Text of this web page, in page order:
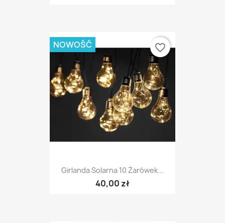
Girlanda Solarna 10 Żarówek...
40,00 zł
NOWOŚĆ favorite_border